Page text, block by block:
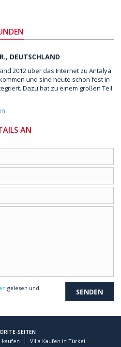
DEUTSCHLAND
2012 über das Internet zu Antalya
und sind heute schon fest in
Dazu hat zu einem großen Teil
AN
gelesen und
SEITEN
kaufen
Villa Kaufen in Türkei